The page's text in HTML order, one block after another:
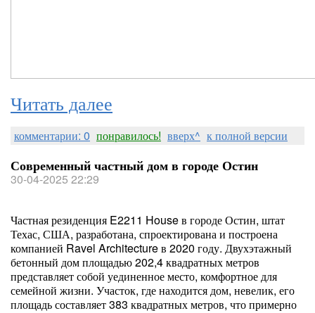
Читать далее
комментарии: 0 понравилось! вверх^ к полной версии
Современный частный дом в городе Остин
30-04-2025 22:29
Частная резиденция E2211 House в городе Остин, штат
Техас, США, разработана, спроектирована и построена
компанией Ravel Architecture в 2020 году. Двухэтажный
бетонный дом площадью 202,4 квадратных метров
представляет собой уединенное место, комфортное для
семейной жизни. Участок, где находится дом, невелик, его
площадь составляет 383 квадратных метров, что примерно